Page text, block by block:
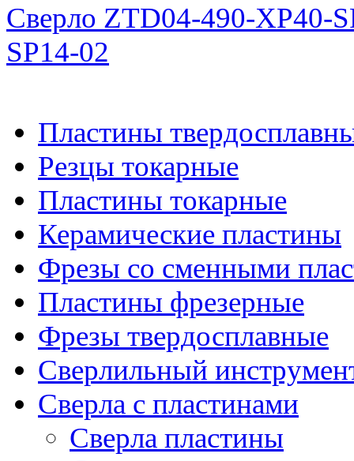
Сверло ZTD04-490-XP40-
SP14-02
Пластины
Резцы токарные
Пластины токарные
Керамические пластины
Фрезы со сменными
Пластины фрезерные
Фрезы твердосплавные
Сверлильный
Сверла с пластинами
Сверла пластины